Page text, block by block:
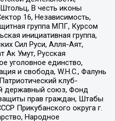
В честь иконы
16, Независимость,
группа МПГ, Курсом
инициативная группа,
Сил Руси, Алля-Аят,
Ак Умут, Русская
уголовное единство,
и свобода, W.H.С., Фалунь
клуб-
державный союз, Фонд
прав граждан, Штабы
Прикубанского округа г.
Народное